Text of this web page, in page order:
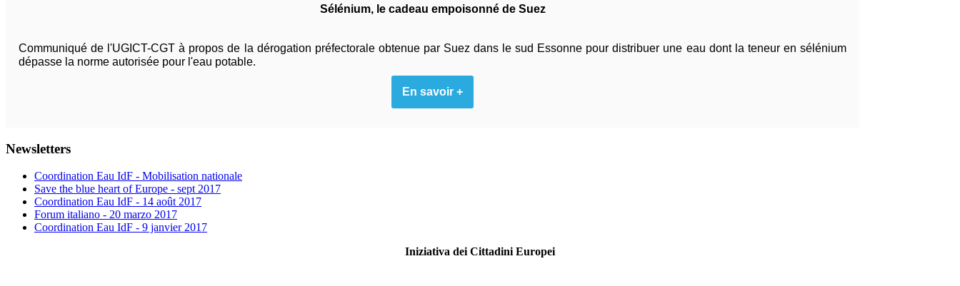
Sélénium, le cadeau empoisonné de Suez
Communiqué de l'UGICT-CGT à propos de la dérogation préfectorale obtenue par Suez dans le sud Essonne pour distribuer une eau dont la teneur en sélénium
dépasse la norme autorisée pour l'eau potable.
En savoir +
Newsletters
Coordination Eau IdF - Mobilisation nationale
Save the blue heart of Europe - sept 2017
Coordination Eau IdF - 14 août 2017
Forum italiano - 20 marzo 2017
Coordination Eau IdF - 9 janvier 2017
Iniziativa dei Cittadini Europei